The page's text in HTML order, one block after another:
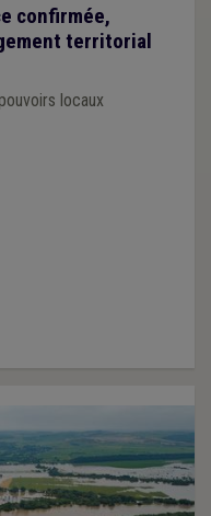
confirmée,
territorial
locaux